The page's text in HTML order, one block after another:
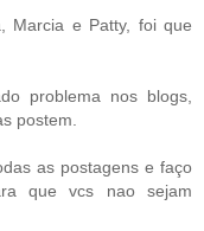
Marcia e Patty, foi que
problema nos blogs,
postem.
as postagens e faço
que vcs nao sejam